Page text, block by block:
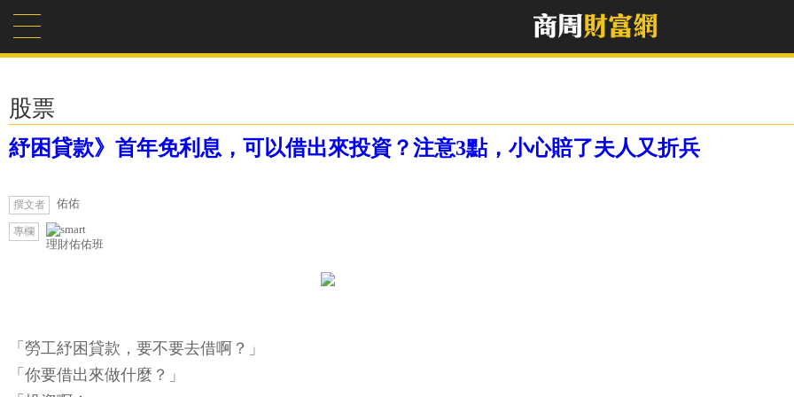
股票
紓困貸款》首年免利息，可以借出來投資？注意3點，小心賠了夫人又折兵
撰文者 佑佑
專欄
理財佑佑班
「勞工紓困貸款，要不要去借啊？」
「你要借出來做什麼？」